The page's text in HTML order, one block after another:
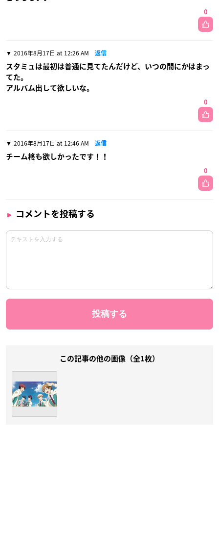
0
2016年8月17日 at 12:26 AM 返信
スタミュは最初は普通に見てたんだけど、いつの間にかはまっ
てた。
アルバム出して欲しいな。
0
2016年8月17日 at 12:46 AM 返信
チーム柊も欲しかったです！！
0
コメントを投稿する
この記事の他の画像（全1枚）